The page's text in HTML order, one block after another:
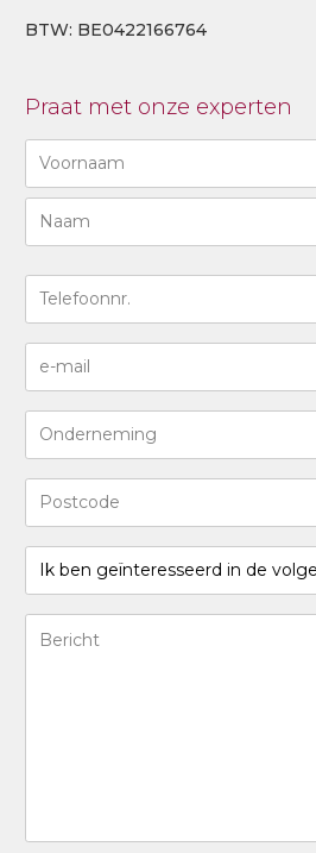
BTW: BE0422166764
Praat met onze experten
Naam
Eerste
N°
de
téléphone
(Required)
Adresse
e-
mail
(Required)
Entreprise
Code
postal
(Required)
Je
suis
intéressé
par
(Required)